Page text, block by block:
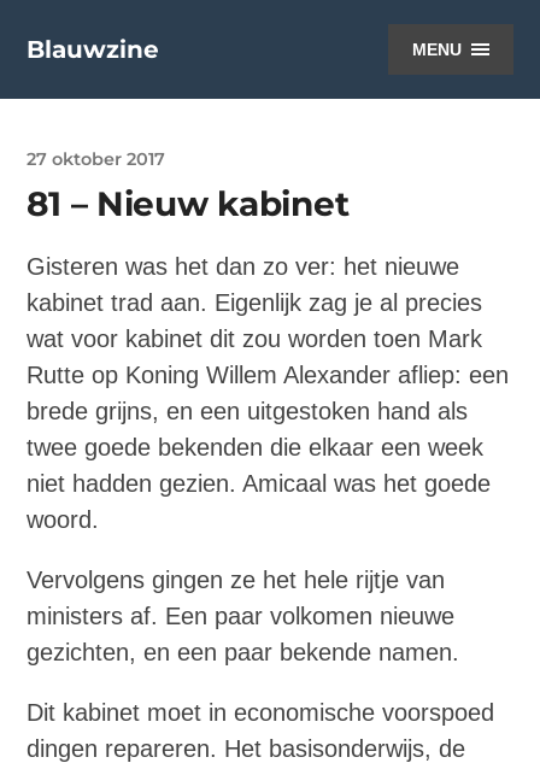
Blauwzine MENU
27 oktober 2017
81 – Nieuw kabinet
Gisteren was het dan zo ver: het nieuwe
kabinet trad aan. Eigenlijk zag je al precies
wat voor kabinet dit zou worden toen Mark
Rutte op Koning Willem Alexander afliep: een
brede grijns, en een uitgestoken hand als
twee goede bekenden die elkaar een week
niet hadden gezien. Amicaal was het goede
woord.
Vervolgens gingen ze het hele rijtje van
ministers af. Een paar volkomen nieuwe
gezichten, en een paar bekende namen.
Dit kabinet moet in economische voorspoed
dingen repareren. Het basisonderwijs, de